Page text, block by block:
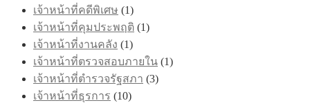
เจ้าหน้าที่คดีพิเศษ (1)
เจ้าหน้าที่คุมประพฤติ (1)
เจ้าหน้าที่งานคลัง (1)
เจ้าหน้าที่ตรวจสอบภายใน (1)
เจ้าหน้าที่ตำรวจรัฐสภา (3)
เจ้าหน้าที่ธุรการ (10)